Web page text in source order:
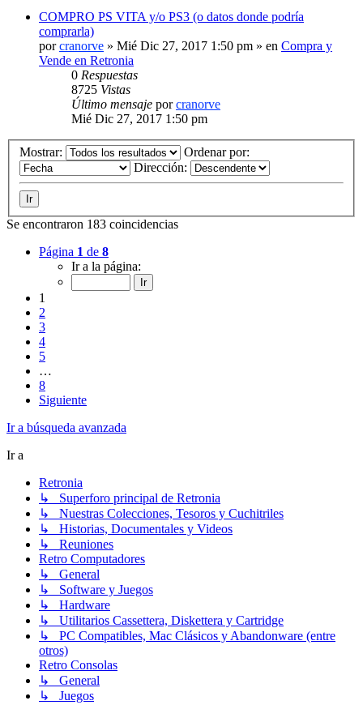
COMPRO PS VITA y/o PS3 (o datos donde podría
comprarla)
porcranorve » Mié Dic 27, 2017 1:50 pm » en Compra y
Vende en Retronia
0 Respuestas
8725 Vistas
Último mensaje porcranorve
Mié Dic 27, 2017 1:50 pm
Mostrar:
Ordenar por:
Dirección:
Se encontraron 183 coincidencias
Página 1 de 8
Ir a la página:
1
2
3
4
5
…
8
Siguiente
Ir a búsqueda avanzada
Ir a
Retronia
↳ Superforo principal de Retronia
↳ Nuestras Colecciones, Tesoros y Cuchitriles
↳ Historias, Documentales y Videos
↳ Reuniones
Retro Computadores
↳ General
↳ Software y Juegos
↳ Hardware
↳ Utilitarios Cassettera, Diskettera y Cartridge
↳ PC Compatibles, Mac Clásicos y Abandonware (entre
otros)
Retro Consolas
↳ General
↳ Juegos